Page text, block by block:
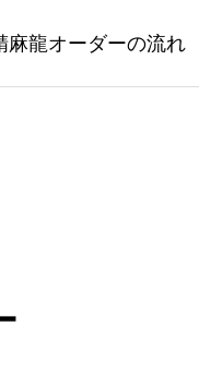
麻龍オーダーの流れ